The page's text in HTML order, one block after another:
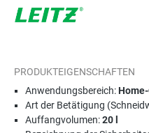
PRODUKTEIGENSCHAFTEN
Anwendungsbereich:
Art der Betätigung
Auffangvolumen:20 l